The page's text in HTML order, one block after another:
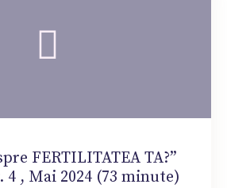
FERTILITATEA TA?”
4 , Mai 2024 (73 minute)